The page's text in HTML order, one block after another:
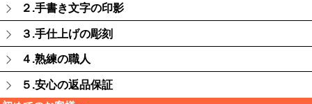
２.手書き文字の印影
３.手仕上げの彫刻
４.熟練の職人
５.安心の返品保証